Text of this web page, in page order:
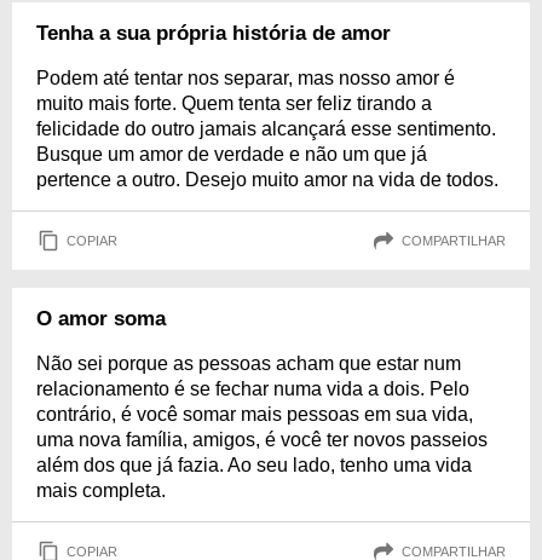
Tenha a sua própria história de amor
Podem até tentar nos separar, mas nosso amor é
muito mais forte. Quem tenta ser feliz tirando a
felicidade do outro jamais alcançará esse sentimento.
Busque um amor de verdade e não um que já
pertence a outro. Desejo muito amor na vida de todos.
COPIAR COMPARTILHAR
O amor soma
Não sei porque as pessoas acham que estar num
relacionamento é se fechar numa vida a dois. Pelo
contrário, é você somar mais pessoas em sua vida,
uma nova família, amigos, é você ter novos passeios
além dos que já fazia. Ao seu lado, tenho uma vida
mais completa.
COPIAR COMPARTILHAR